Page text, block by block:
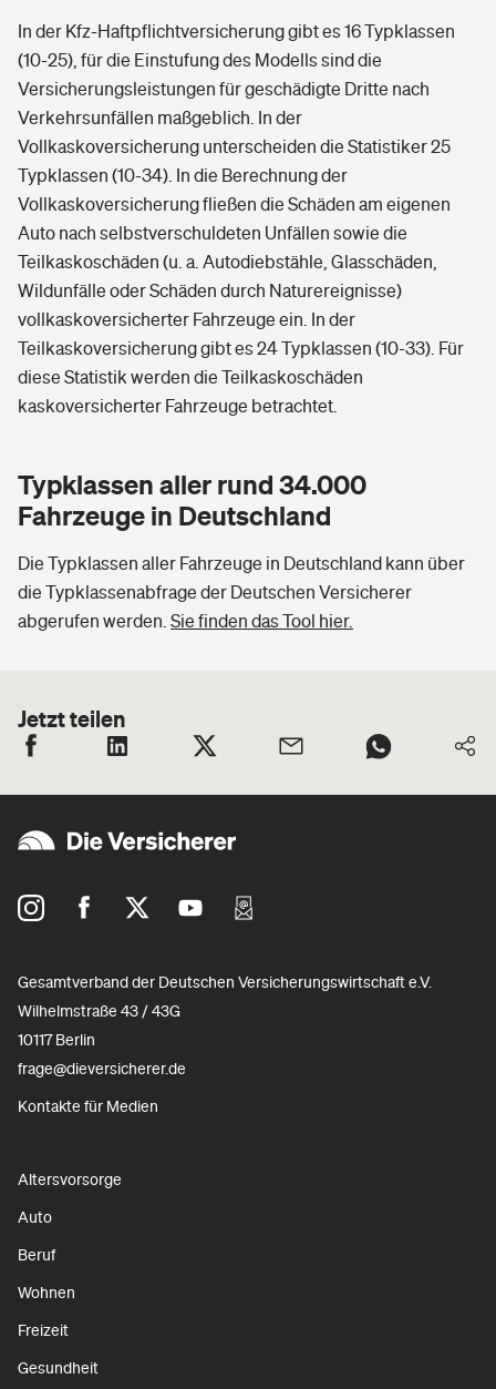
In der Kfz-Haftpflichtversicherung gibt es 16 Typklassen
(10-25), für die Einstufung des Modells sind die
Versicherungsleistungen für geschädigte Dritte nach
Verkehrsunfällen maßgeblich. In der
Vollkaskoversicherung unterscheiden die Statistiker 25
Typklassen (10-34). In die Berechnung der
Vollkaskoversicherung fließen die Schäden am eigenen
Auto nach selbstverschuldeten Unfällen sowie die
Teilkaskoschäden (u. a. Autodiebstähle, Glasschäden,
Wildunfälle oder Schäden durch Naturereignisse)
vollkaskoversicherter Fahrzeuge ein. In der
Teilkaskoversicherung gibt es 24 Typklassen (10-33). Für
diese Statistik werden die Teilkaskoschäden
kaskoversicherter Fahrzeuge betrachtet.
Typklassen aller rund 34.000
Fahrzeuge in Deutschland
Die Typklassen aller Fahrzeuge in Deutschland kann über
die Typklassenabfrage der Deutschen Versicherer
abgerufen werden. Sie finden das Tool hier.
Jetzt teilen
Gesamtverband der Deutschen Versicherungswirtschaft e.V.
Wilhelmstraße 43 / 43G
10117 Berlin
frage@dieversicherer.de
Kontakte für Medien
Altersvorsorge
Auto
Beruf
Wohnen
Freizeit
Gesundheit